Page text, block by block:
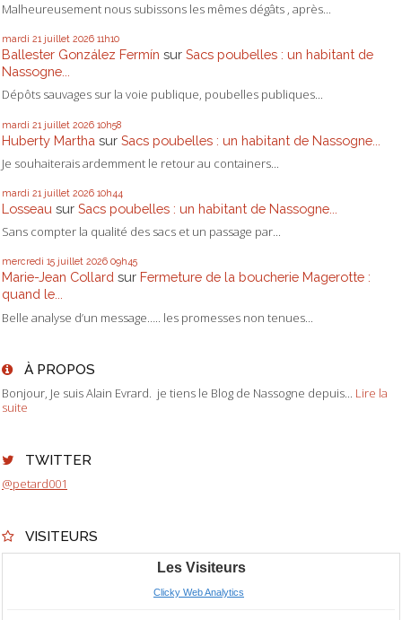
Malheureusement nous subissons les mêmes dégâts , après...
mardi 21 juillet 2026 11h10
Ballester González Fermín sur Sacs poubelles : un habitant de
Nassogne...
Dépôts sauvages sur la voie publique, poubelles publiques...
mardi 21 juillet 2026 10h58
Huberty Martha sur Sacs poubelles : un habitant de Nassogne...
Je souhaiterais ardemment le retour au containers...
mardi 21 juillet 2026 10h44
Losseau sur Sacs poubelles : un habitant de Nassogne...
Sans compter la qualité des sacs et un passage par...
mercredi 15 juillet 2026 09h45
Marie-Jean Collard sur Fermeture de la boucherie Magerotte :
quand le...
Belle analyse d’un message….. les promesses non tenues...
À PROPOS
Bonjour, Je suis Alain Evrard. je tiens le Blog de Nassogne depuis... Lire la
suite
TWITTER
@petard001
VISITEURS